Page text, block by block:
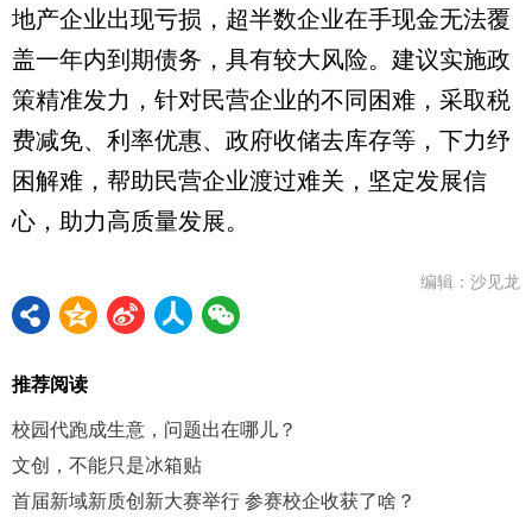
地产企业出现亏损，超半数企业在手现金无法覆
盖一年内到期债务，具有较大风险。建议实施政
策精准发力，针对民营企业的不同困难，采取税
费减免、利率优惠、政府收储去库存等，下力纾
困解难，帮助民营企业渡过难关，坚定发展信
心，助力高质量发展。
编辑：沙见龙
推荐阅读
校园代跑成生意，问题出在哪儿？
文创，不能只是冰箱贴
首届新域新质创新大赛举行 参赛校企收获了啥？